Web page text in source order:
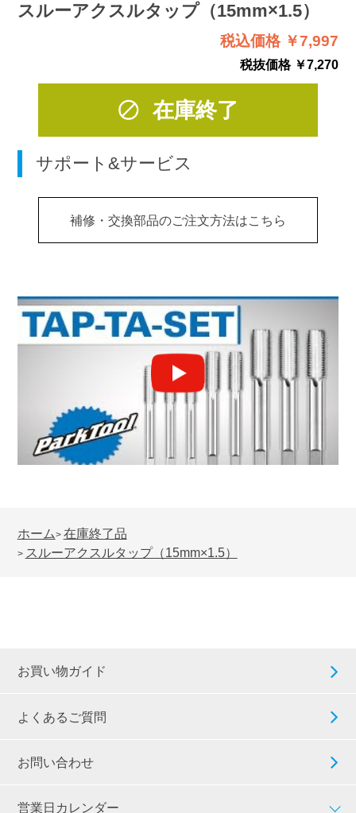
スルーアクスルタップ（15mm×1.5）
税込価格 ￥7,997
税抜価格 ￥7,270
在庫終了
サポート&サービス
補修・交換部品のご注文方法はこちら
ホーム> 在庫終了品
> スルーアクスルタップ（15mm×1.5）
お買い物ガイド
よくあるご質問
お問い合わせ
営業日カレンダー